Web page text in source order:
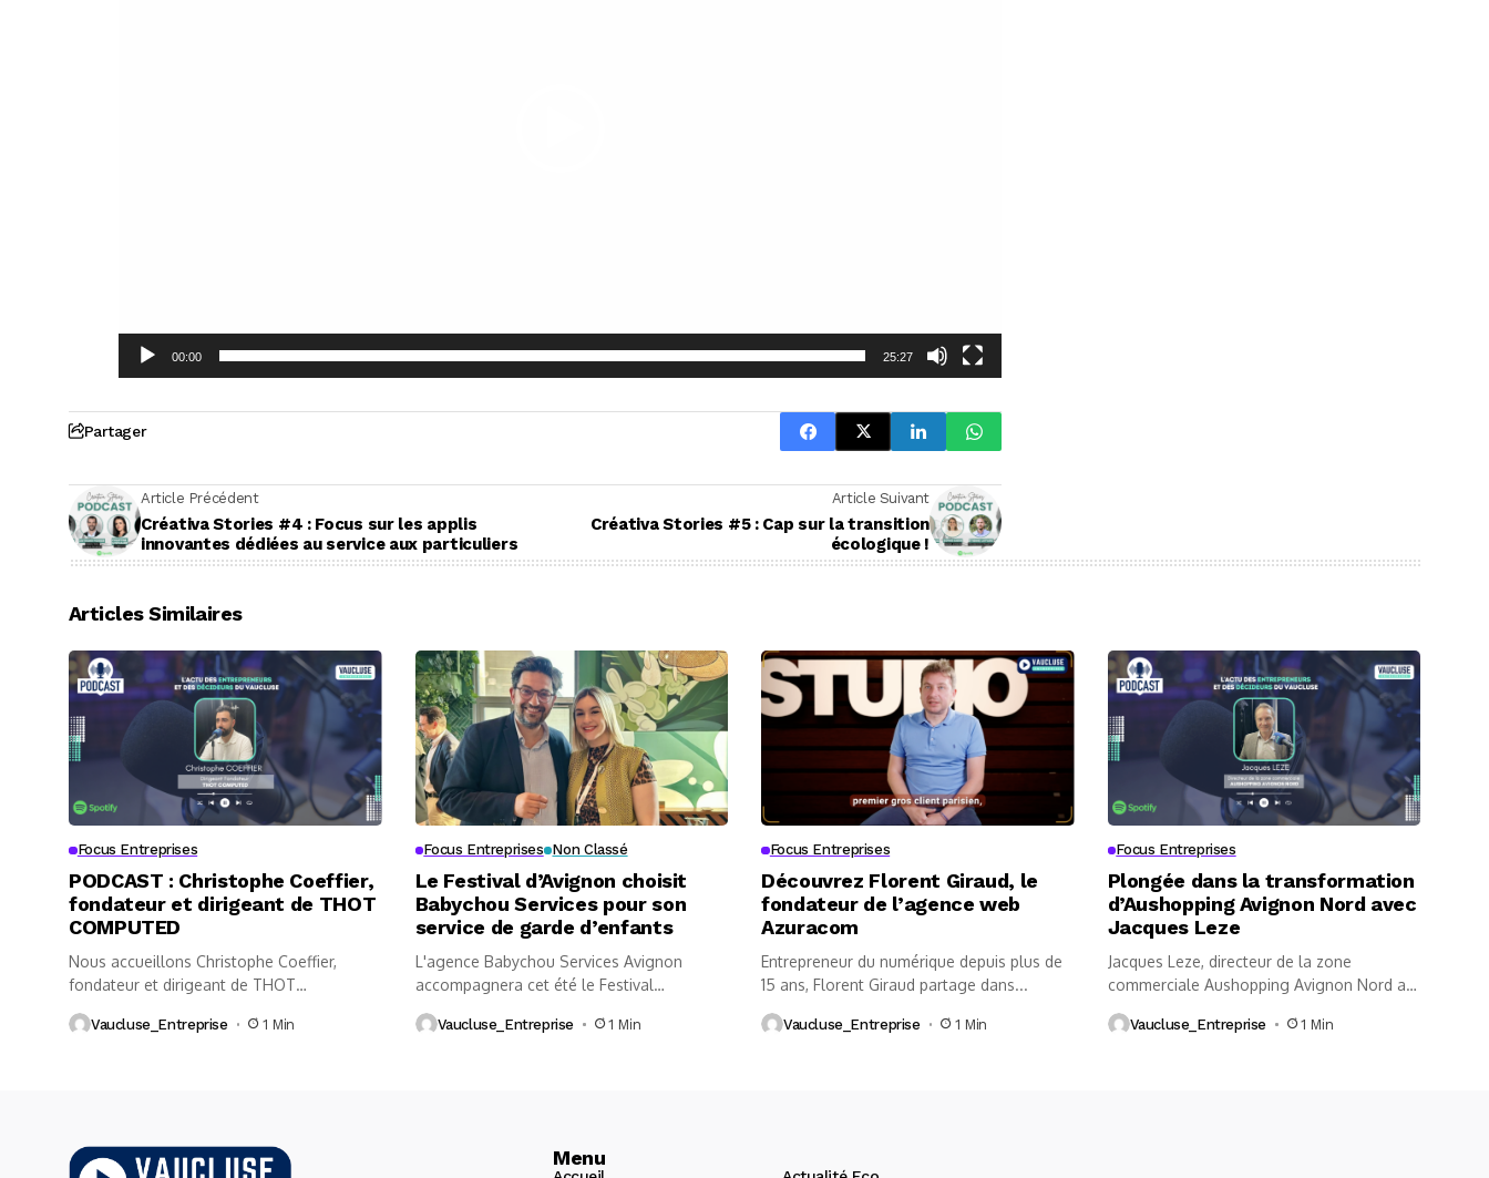
00:00 25:27
Partager
Article Précédent
Créativa Stories #4 : Focus sur les applis
innovantes dédiées au service aux particuliers
Article Suivant
Créativa Stories #5 : Cap sur la transition
écologique !
Articles Similaires
Focus Entreprises
PODCAST : Christophe Coeffier,
fondateur et dirigeant de THOT
COMPUTED
Nous accueillons Christophe Coeffier,
fondateur et dirigeant de THOT
COMPUTED, implantée à...
Vaucluse_Entreprise 1 Min
Focus Entreprises Non Classé
Le Festival d’Avignon choisit
Babychou Services pour son
service de garde d’enfants
L'agence Babychou Services Avignon
accompagnera cet été le Festival
d'Avignon et la...
Vaucluse_Entreprise 1 Min
Focus Entreprises
Découvrez Florent Giraud, le
fondateur de l’agence web
Azuracom
Entrepreneur du numérique depuis plus de
15 ans, Florent Giraud partage dans...
Vaucluse_Entreprise 1 Min
Focus Entreprises
Plongée dans la transformation
d’Aushopping Avignon Nord avec
Jacques Leze
Jacques Leze, directeur de la zone
commerciale Aushopping Avignon Nord au
micro...
Vaucluse_Entreprise 1 Min
Menu